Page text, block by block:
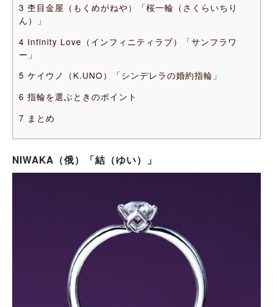
3 杢目金屋（もくめがねや）「桜一輪（さくらいちり
ん）」
4 Infinity Love（インフィニティラブ）「サンフラワ
ー」
5 ケイウノ（K.UNO）「シンデレラの婚約指輪」
6 指輪を選ぶときのポイント
7 まとめ
NIWAKA（俄）「結（ゆい）」